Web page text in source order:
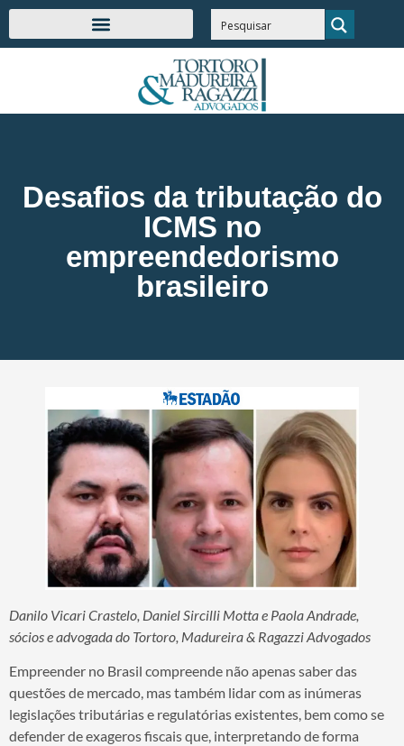
Desafios da tributação do
ICMS no
empreendedorismo
brasileiro
Danilo Vicari Crastelo, Daniel Sircilli Motta e Paola Andrade,
sócios e advogada do Tortoro, Madureira & Ragazzi Advogados
Empreender no Brasil compreende não apenas saber das
questões de mercado, mas também lidar com as inúmeras
legislações tributárias e regulatórias existentes, bem como se
defender de exageros fiscais que, interpretando de forma